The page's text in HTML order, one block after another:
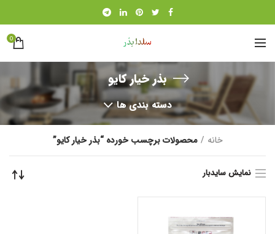
0
بذر خیار کایو
دسته بندی ها
خانه محصولات برچسب خورده “بذر خیار کایو”
نمایش سایدبار